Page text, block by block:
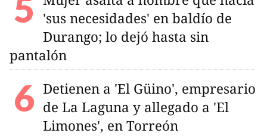
'sus necesidades' en baldío de
Durango; lo dejó hasta sin
pantalón
Detienen a 'El Güino', empresario
de La Laguna y allegado a 'El
Limones', en Torreón